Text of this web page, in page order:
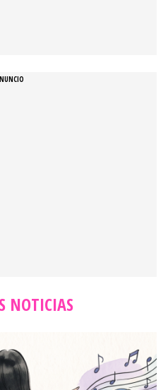
NOTICIAS